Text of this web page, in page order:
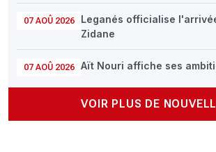
07 AOÛ 2026
Leganés officialise
Zidane
07 AOÛ 2026 Aït Nouri affiche ses
VOIR PLUS DE